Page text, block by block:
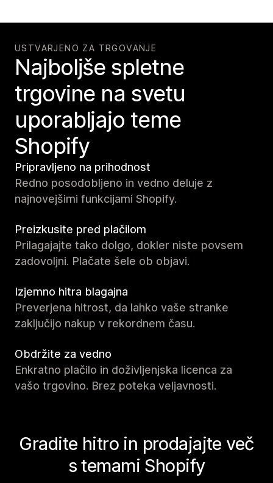
USTVARJENO ZA TRGOVANJE
Najboljše spletne
trgovine na svetu
uporabljajo teme
Shopify
Pripravljeno na prihodnost
Redno posodobljeno in vedno deluje z
najnovejšimi funkcijami Shopify.
Preizkusite pred plačilom
Prilagajajte tako dolgo, dokler niste povsem
zadovoljni. Plačate šele ob objavi.
Izjemno hitra blagajna
Preverjena hitrost, da lahko vaše stranke
zaključijo nakup v rekordnem času.
Obdržite za vedno
Enkratno plačilo in doživljenjska licenca za
vašo trgovino. Brez poteka veljavnosti.
Gradite hitro in prodajajte več
s temami Shopify